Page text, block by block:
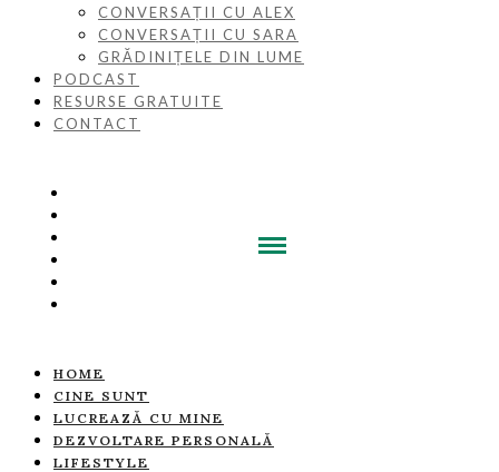
CONVERSAȚII CU ALEX
CONVERSAȚII CU SARA
GRĂDINIȚELE DIN LUME
PODCAST
RESURSE GRATUITE
CONTACT
HOME
CINE SUNT
LUCREAZĂ CU MINE
DEZVOLTARE PERSONALĂ
LIFESTYLE